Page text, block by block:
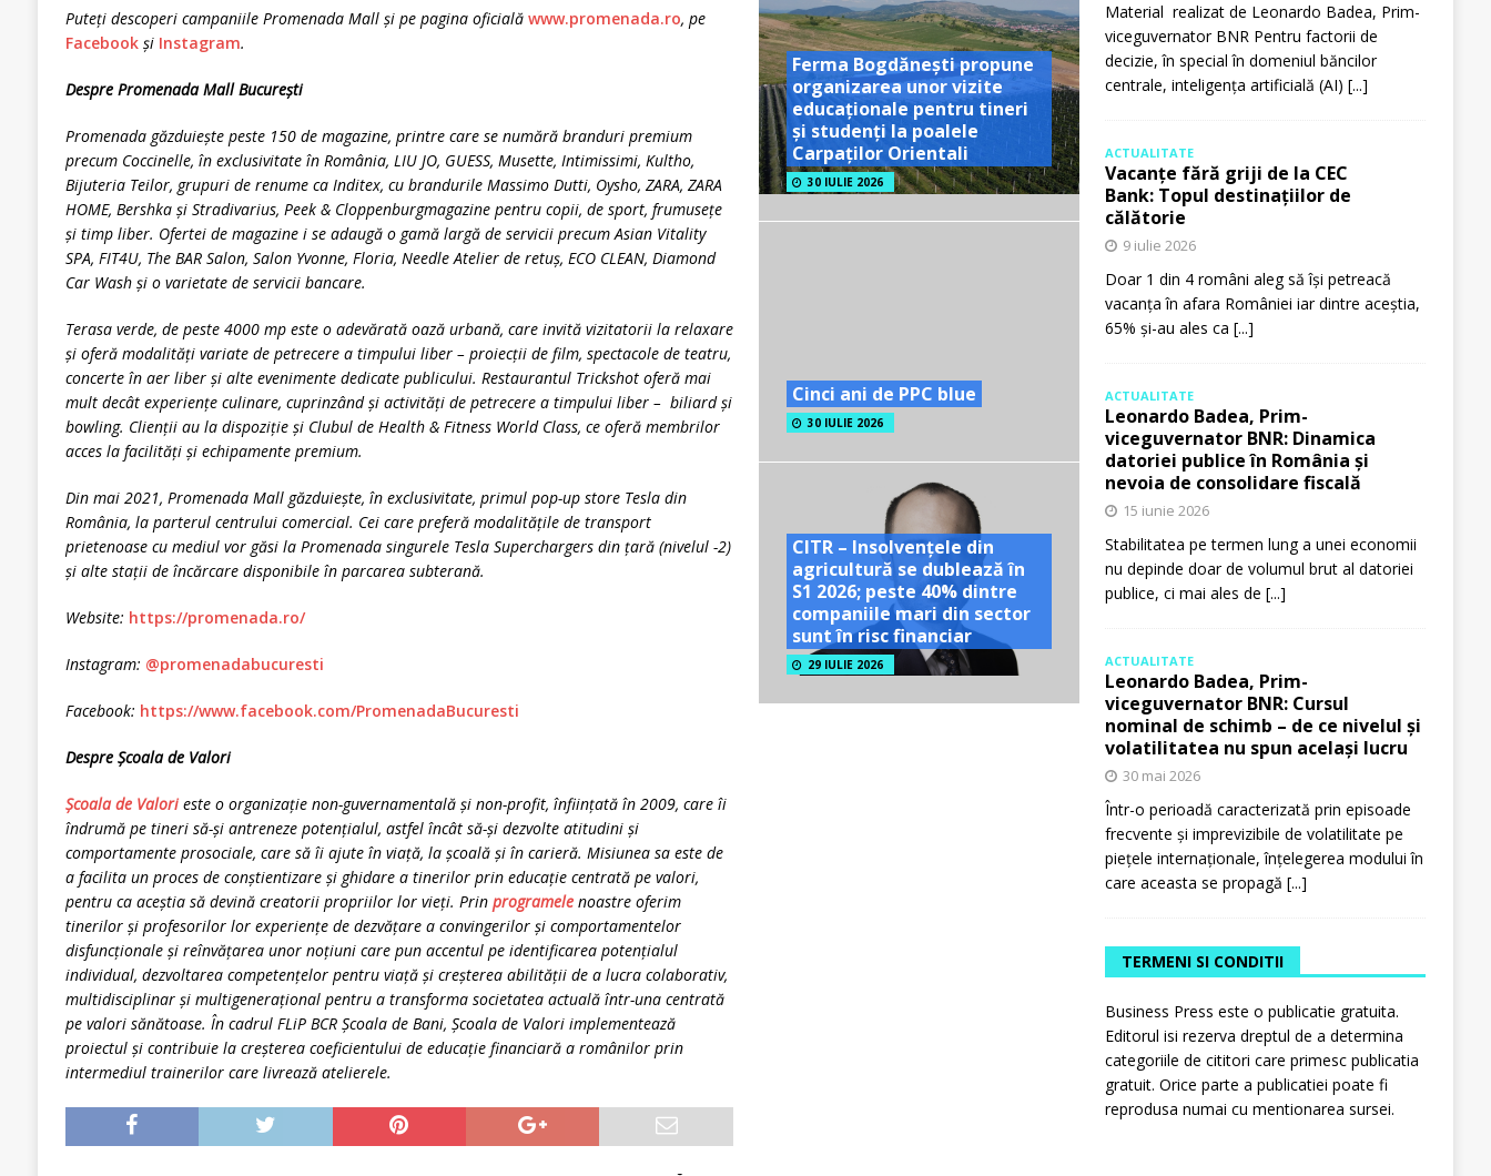
Puteți descoperi campaniile Promenada Mall și pe pagina oficială www.promenada.ro, pe
Facebookși Instagram.
Despre Promenada Mall București
Promenada găzduiește peste 150 de magazine, printre care se numără branduri premium
precum Coccinelle, în exclusivitate în România, LIU JO, GUESS, Musette, Intimissimi, Kultho,
Bijuteria Teilor, grupuri de renume ca Inditex, cu brandurile Massimo Dutti, Oysho, ZARA, ZARA
HOME, Bershka și Stradivarius, Peek & Cloppenburgmagazine pentru copii, de sport, frumusețe
și timp liber. Ofertei de magazine i se adaugă o gamă largă de servicii precum Asian Vitality
SPA, FIT4U, The BAR Salon, Salon Yvonne, Floria, Needle Atelier de retuș, ECO CLEAN, Diamond
Car Wash și o varietate de servicii bancare.
Terasa verde, de peste 4000 mp este o adevărată oază urbană, care invită vizitatorii la relaxare
și oferă modalități variate de petrecere a timpului liber – proiecții de film, spectacole de teatru,
concerte în aer liber și alte evenimente dedicate publicului. Restaurantul Trickshot oferă mai
mult decât experiențe culinare, cuprinzând și activități de petrecere a timpului liber – biliardși
bowling. Clienții au la dispoziție și Clubul de Health & Fitness World Class, ce oferă membrilor
acces la facilități și echipamente premium.
Din mai 2021, Promenada Mall găzduiește, în exclusivitate, primul pop-up store Tesla din
România, la parterul centrului comercial. Cei care preferă modalitățile de transport
prietenoase cu mediul vor găsi la Promenada singurele Tesla Superchargers din țară (nivelul -2)
și alte stații de încărcare disponibile în parcarea subterană.
Website: https://promenada.ro/
Instagram: @promenadabucuresti
Facebook: https://www.facebook.com/PromenadaBucuresti
Despre Școala de Valori
Școala de Valorieste o organizație non-guvernamentală și non-profit, înființată în 2009, care îi
îndrumă pe tineri să-și antreneze potențialul, astfel încât să-și dezvolte atitudini și
comportamente prosociale, care să îi ajute în viață, la școală și în carieră. Misiunea sa este de
a facilita un proces de conștientizare și ghidare a tinerilor prin educație centrată pe valori,
pentru ca aceștia să devină creatorii propriilor lor vieți. Prin programelenoastre oferim
tinerilor și profesorilor lor experiențe de dezvățare a convingerilor și comportamentelor
disfuncționale și reînvățarea unor noțiuni care pun accentul pe identificarea potențialul
individual, dezvoltarea competențelor pentru viață și creșterea abilității de a lucra colaborativ,
multidisciplinar și multigenerațional pentru a transforma societatea actuală într-una centrată
pe valori sănătoase. În cadrul FLiP BCR Școala de Bani, Școala de Valori implementează
proiectul și contribuie la creșterea coeficientului de educație financiară a românilor prin
intermediul trainerilor care livrează atelierele.
Ferma Bogdănești propune
organizarea unor vizite
educaționale pentru tineri
și studenți la poalele
Carpaților Orientali
30 IULIE 2026
Cinci ani de PPC blue
30 IULIE 2026
CITR – Insolvențele din
agricultură se dublează în
S1 2026; peste 40% dintre
companiile mari din sector
sunt în risc financiar
29 IULIE 2026
Material realizat de Leonardo Badea, Prim-
viceguvernator BNR Pentru factorii de
decizie, în special în domeniul băncilor
centrale, inteligența artificială (AI) [...]
ACTUALITATE
Vacanțe fără griji de la CEC
Bank: Topul destinațiilor de
călătorie
9 iulie 2026
Doar 1 din 4 români aleg să își petreacă
vacanța în afara României iar dintre aceștia,
65% și-au ales ca [...]
ACTUALITATE
Leonardo Badea, Prim-
viceguvernator BNR: Dinamica
datoriei publice în România și
nevoia de consolidare fiscală
15 iunie 2026
Stabilitatea pe termen lung a unei economii
nu depinde doar de volumul brut al datoriei
publice, ci mai ales de [...]
ACTUALITATE
Leonardo Badea, Prim-
viceguvernator BNR: Cursul
nominal de schimb – de ce nivelul și
volatilitatea nu spun același lucru
30 mai 2026
Într-o perioadă caracterizată prin episoade
frecvente și imprevizibile de volatilitate pe
piețele internaționale, înțelegerea modului în
care aceasta se propagă [...]
TERMENI SI CONDITII
Business Press este o publicatie gratuita.
Editorul isi rezerva dreptul de a determina
categoriile de cititori care primesc publicatia
gratuit. Orice parte a publicatiei poate fi
reprodusa numai cu mentionarea sursei.